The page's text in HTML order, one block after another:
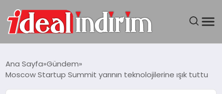
Ana Sayfa Gündem
Moscow Startup Summit yarının teknolojilerine ışık tuttu